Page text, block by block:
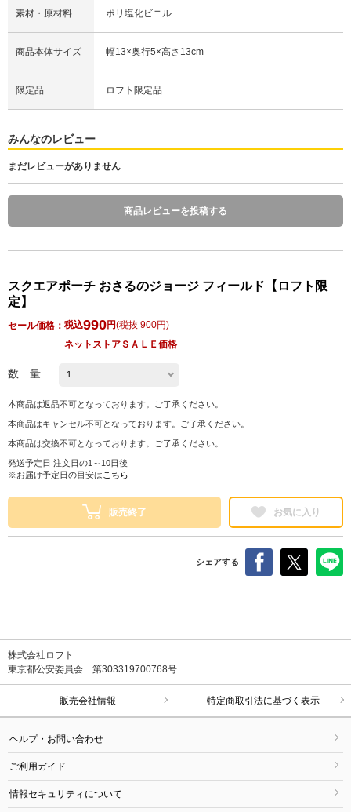
素材・原材料 ポリ塩化ビニル
商品本体サイズ 幅13×奥行5×高さ13cm
限定品 ロフト限定品
みんなのレビュー
まだレビューがありません
商品レビューを投稿する
スクエアポーチ おさるのジョージ フィールド【ロフト限
定】
セール価格： 税込990円(税抜 900円)
ネットストアＳＡＬＥ価格
数 量
本商品は返品不可となっております。ご了承ください。
本商品はキャンセル不可となっております。ご了承ください。
本商品は交換不可となっております。ご了承ください。
発送予定日 注文日の1～10日後
※お届け予定日の目安は こちら
販売終了 お気に入り
シェアする
株式会社ロフト
東京都公安委員会 第303319700768号
販売会社情報 特定商取引法に基づく表示
ヘルプ・お問い合わせ
ご利用ガイド
情報セキュリティについて